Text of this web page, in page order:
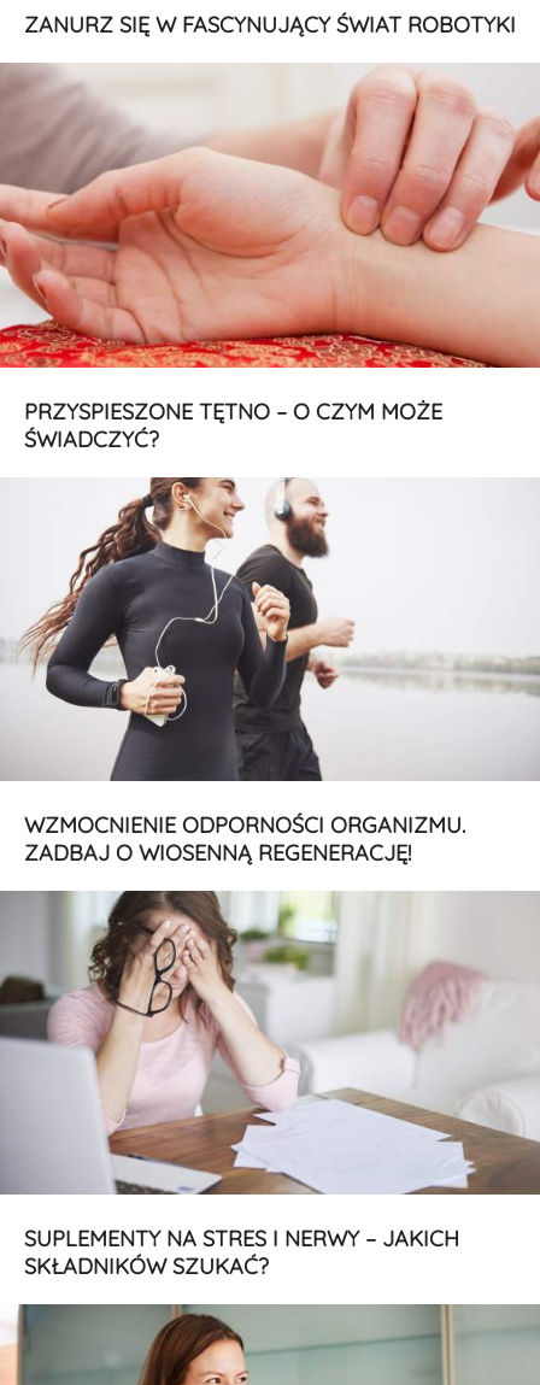
ZANURZ SIĘ W FASCYNUJĄCY ŚWIAT ROBOTYKI
PRZYSPIESZONE TĘTNO – O CZYM MOŻE
ŚWIADCZYĆ?
WZMOCNIENIE ODPORNOŚCI ORGANIZMU.
ZADBAJ O WIOSENNĄ REGENERACJĘ!
SUPLEMENTY NA STRES I NERWY – JAKICH
SKŁADNIKÓW SZUKAĆ?